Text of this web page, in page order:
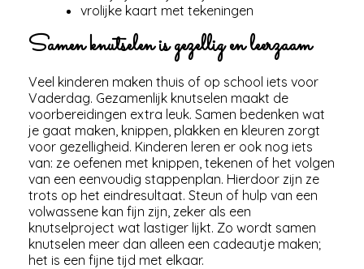
vrolijke kaart met tekeningen
Samen knutselen is gezellig en leerzaam
Veel kinderen maken thuis of op school iets voor
Vaderdag. Gezamenlijk knutselen maakt de
voorbereidingen extra leuk. Samen bedenken wat
je gaat maken, knippen, plakken en kleuren zorgt
voor gezelligheid. Kinderen leren er ook nog iets
van: ze oefenen met knippen, tekenen of het volgen
van een eenvoudig stappenplan. Hierdoor zijn ze
trots op het eindresultaat. Steun of hulp van een
volwassene kan fijn zijn, zeker als een
knutselproject wat lastiger lijkt. Zo wordt samen
knutselen meer dan alleen een cadeautje maken;
het is een fijne tijd met elkaar.